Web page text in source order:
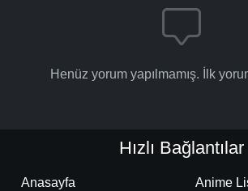
Henüz yorum yapılmamış. İlk
Hızlı Bağlantılar
Anasayfa Anime